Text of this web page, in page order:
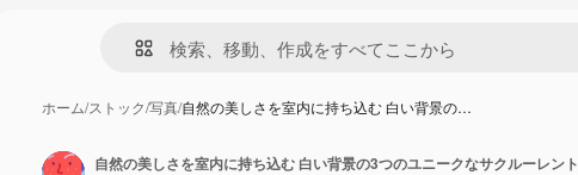
ホーム/ストック/写真/自然の美しさを室内に持ち込む 白い背景の…
自然の美しさを室内に持ち込む 白い背景の3つのユニークなサクルーレント